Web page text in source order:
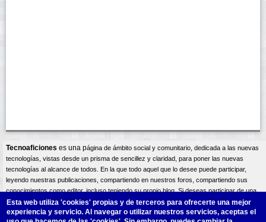
Tecnoaficiones es una página de ámbito social y comunitario, dedicada a las nuevas
tecnologías, vistas desde un prisma de sencillez y claridad, para poner las nuevas
tecnologías al alcance de todos. En la que todo aquel que lo desee puede participar,
leyendo nuestras publicaciones, compartiendo en nuestros foros, compartiendo sus
conocimientos como editor, incluso teniendo su propio blog. Si deseas participar de una
forma activa bien como editor compartiendo tus conocimientos, o incluso teniendo tu
propio blog, una vez te registres podrás contactar con los administradores del sitio, y así
Esta web utiliza 'cookies' propias y de terceros para ofrecerte una mejor
experiencia y servicio. Al navegar o utilizar nuestros servicios, aceptas el